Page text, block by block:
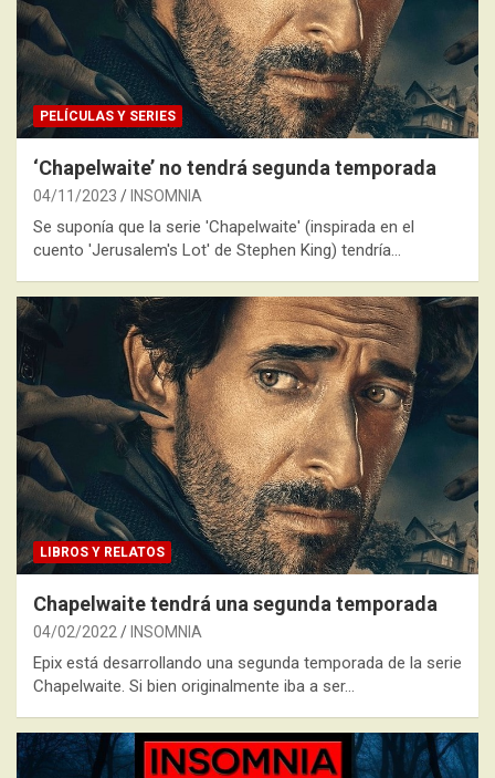
PELÍCULAS Y SERIES
‘Chapelwaite’ no tendrá segunda temporada
04/11/2023 INSOMNIA
Se suponía que la serie 'Chapelwaite' (inspirada en el
cuento 'Jerusalem's Lot' de Stephen King) tendría…
LIBROS Y RELATOS
Chapelwaite tendrá una segunda temporada
04/02/2022 INSOMNIA
Epix está desarrollando una segunda temporada de la serie
Chapelwaite. Si bien originalmente iba a ser…